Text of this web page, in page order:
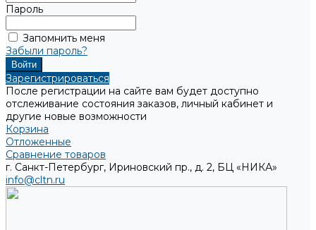
Пароль
Запомнить меня
Забыли пароль?
Зарегистрироваться
После регистрации на сайте вам будет доступно
отслеживание состояния заказов, личный кабинет и
другие новые возможности
Корзина
Отложенные
Сравнение товаров
г. Санкт-Петербург, Ириновский пр., д. 2, БЦ «НИКА»
info@cltn.ru